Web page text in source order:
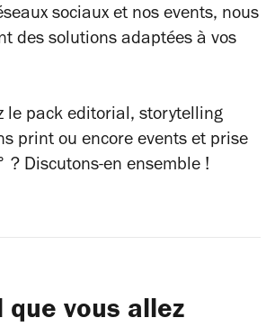
sociaux et nos events, nous
des solutions adaptées à vos
le pack editorial, storytelling
print ou encore events et prise
? Discutons-en ensemble !
que vous allez